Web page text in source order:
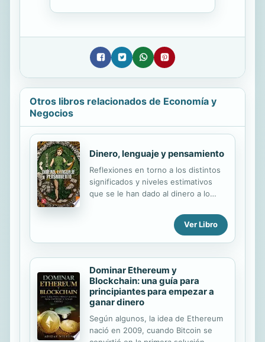
Otros libros relacionados de Economía y
Negocios
Dinero, lenguaje y pensamiento
Reflexiones en torno a los distintos
significados y niveles estimativos
que se le han dado al dinero a lo
analizan sus implicaciones técnicas,
simbólicas, filosóficas, materiales y
políticas, todas ellas en interacción
Ver Libro
Dominar Ethereum y
Blockchain: una guía para
principiantes para empezar a
ganar dinero
Según algunos, la idea de Ethereum
nació en 2009, cuando Bitcoin se